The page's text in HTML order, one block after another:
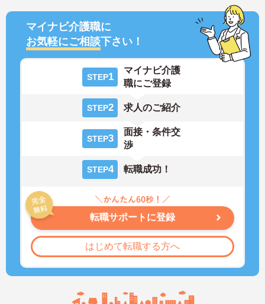
マイナビ介護職に
お気軽にご相談下さい！
STEP1
マイナビ介護
職にご登録
STEP2 求人のご紹介
STEP3
面接・条件交
渉
STEP4 転職成功！
転職サポートに登録
はじめて転職する方へ